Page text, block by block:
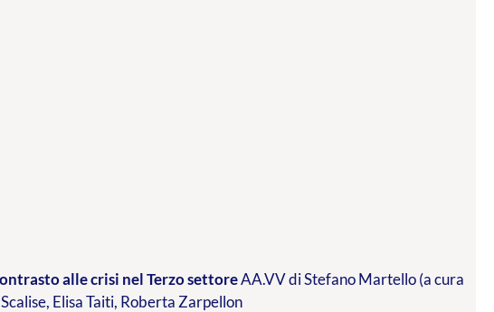
alle crisi nel Terzo settoreAA.VV di Stefano Martello (a cura
Elisa Taiti, Roberta Zarpellon